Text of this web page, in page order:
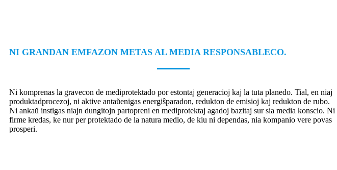
NI GRANDAN EMFAZON METAS AL MEDIA RESPONSABLECO.
Ni komprenas la gravecon de mediprotektado por estontaj generacioj kaj la tuta planedo. Tial, en niaj
produktadprocezoj, ni aktive antaŭenigas energiŝparadon, redukton de emisioj kaj redukton de rubo.
Ni ankaŭ instigas niajn dungitojn partopreni en mediprotektaj agadoj bazitaj sur sia media konscio. Ni
firme kredas, ke nur per protektado de la natura medio, de kiu ni dependas, nia kompanio vere povas
prosperi.